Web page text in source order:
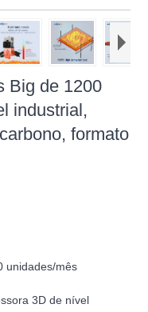
Big de 1200
industrial,
formato
unidades/mês
3D de nível